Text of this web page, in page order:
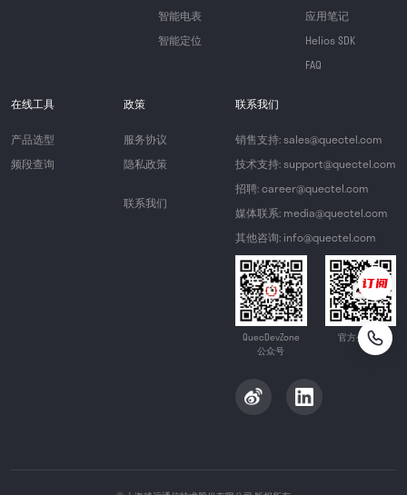
智能电表
智能定位
应用笔记
Helios SDK
FAQ
在线工具
产品选型
频段查询
政策
服务协议
隐私政策
联系我们
联系我们
销售支持: sales@quectel.com
技术支持: support@quectel.com
招聘: career@quectel.com
媒体联系: media@quectel.com
其他咨询: info@quectel.com
QuecDevZone
公众号
官方公众号